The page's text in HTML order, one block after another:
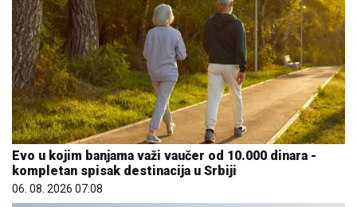
Evo u kojim banjama važi vaučer od 10.000 dinara -
kompletan spisak destinacija u Srbiji
06. 08. 2026 07:08